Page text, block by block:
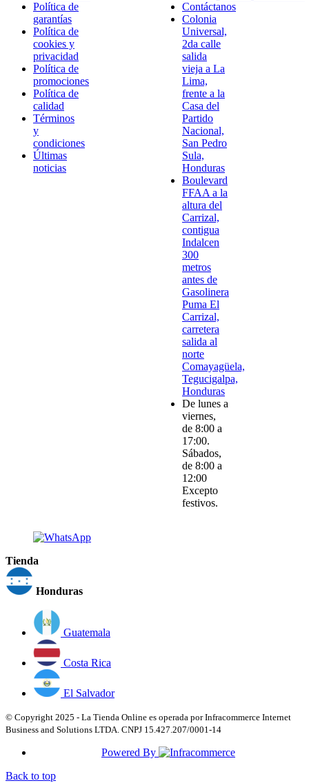
Política de
garantías
Política de
cookies y
privacidad
Política de
promociones
Política de
calidad
Términos
y
condiciones
Últimas
noticias
Contáctanos
Colonia
Universal,
2da calle
salida
vieja a La
Lima,
frente a la
Casa del
Partido
Nacional,
San Pedro
Sula,
Honduras
Boulevard
FFAA a la
altura del
Carrizal,
contigua
Indalcen
300
metros
antes de
Gasolinera
Puma El
Carrizal,
carretera
salida al
norte
Comayagüela,
Tegucigalpa,
Honduras
De lunes a
viernes,
de 8:00 a
17:00.
Sábados,
de 8:00 a
12:00
Excepto
festivos.
Tienda
Honduras
Guatemala
Costa Rica
El Salvador
© Copyright 2025 - La Tienda Online es operada por Infracommerce Internet
Business and Solutions LTDA. CNPJ 15.427.207/0001-14
Powered By
Back to top